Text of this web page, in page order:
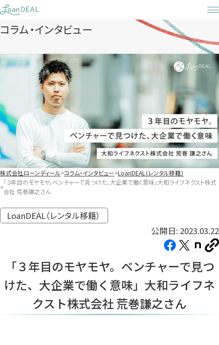
Skip
to
content
コラム・インタビュー
株式会社ローンディール コラム・インタビュー LoanDEAL（レンタル移籍）
「３年目のモヤモヤ。ベンチャーで見つけた、大企業で働く意味」大和ライフネクスト株式
会社 荒巻謙之さん
LoanDEAL（レンタル移籍）
公開日: 2023.03.22
Facebook（新
い
タ
で
X（新
い
タ
で
note（新
い
タ
コ
ー
「３年目のモヤモヤ。ベンチャーで見つ
けた、大企業で働く意味」大和ライフネ
クスト株式会社 荒巻謙之さん